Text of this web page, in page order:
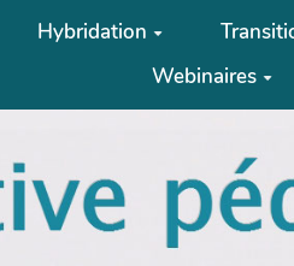
Hybridation
Webinaires